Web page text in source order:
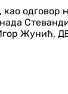
одговор
Жунић,